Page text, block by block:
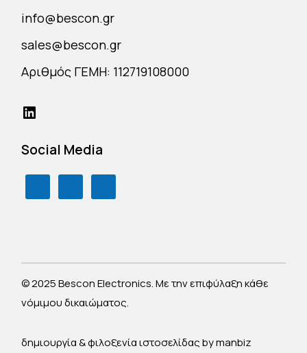
info@bescon.gr
sales@bescon.gr
Αριθμός ΓΕΜΗ: 112719108000
Social Media
© 2025 Bescon Electronics. Με την επιφύλαξη κάθε
νόμιμου δικαιώματος.
δημιουργία & φιλοξενία ιστοσελίδας bymanbiz